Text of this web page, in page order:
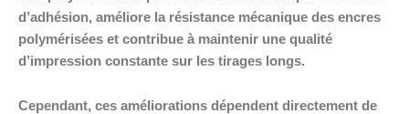
d’adhésion, améliore la résistance mécanique des encres
polymérisées et contribue à maintenir une qualité
d’impression constante sur les tirages longs.
Cependant, ces améliorations dépendent directement de